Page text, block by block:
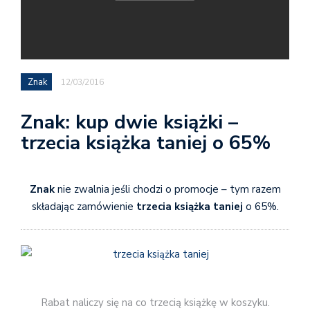
Znak 12/03/2016
Znak: kup dwie książki –
trzecia książka taniej o 65%
Znaknie zwalnia jeśli chodzi o promocje – tym razem
składając zamówienie trzecia książka taniej o 65%.
Rabat naliczy się na co trzecią książkę w koszyku.